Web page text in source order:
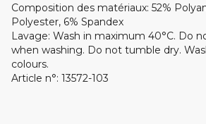
Composition des matériaux: 52%
Polyester, 6% Spandex
Lavage: Wash in maximum 40°C. Do
when washing. Do not tumble dry.
colours.
Article n°: 13572-103